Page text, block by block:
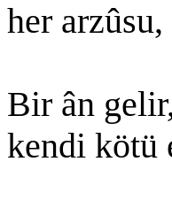
her
Bir ân
kendi kötü